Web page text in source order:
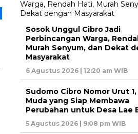
Sosok Unggul Cibro Jadi
Perbincangan Warga,
Murah Senyum, dan Dekat
Masyarakat
6 Agustus 2026 | 12:20 am WIB
Sudomo Cibro Nomor Urut
Muda yang Siap Membawa
Perubahan untuk Desa Lae
5 Agustus 2026 | 9:08 pm WIB